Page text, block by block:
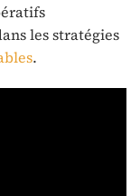
les stratégies
.